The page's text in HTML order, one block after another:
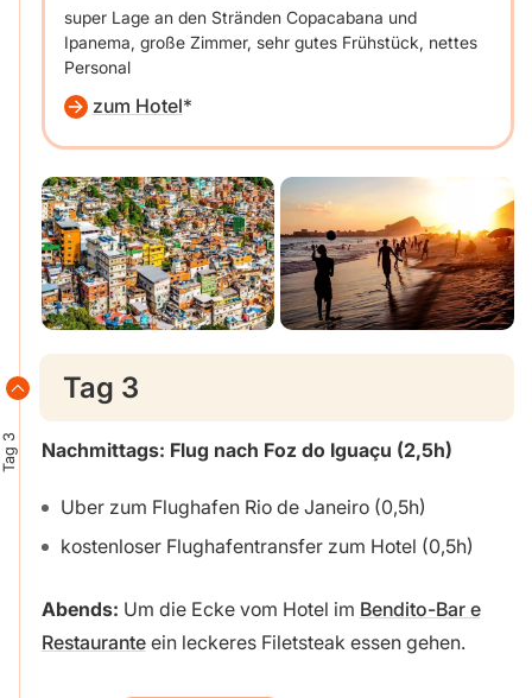
super Lage an den Stränden Copacabana und
Ipanema, große Zimmer, sehr gutes Frühstück, nettes
Personal
zum Hotel
Tag 3
Tag 3
Nachmittags: Flug nach Foz do Iguaçu (2,5h)
Uber zum Flughafen Rio de Janeiro (0,5h)
kostenloser Flughafentransfer zum Hotel (0,5h)
Abends: Um die Ecke vom Hotel im Bendito-Bar e
Restauranteein leckeres Filetsteak essen gehen.